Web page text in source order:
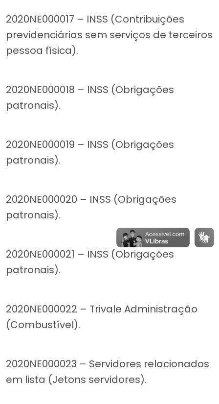
2020NE000017 – INSS (Contribuições
previdenciárias sem serviços de terceiros
pessoa física).
2020NE000018 – INSS (Obrigações
patronais).
2020NE000019 – INSS (Obrigações
patronais).
2020NE000020 – INSS (Obrigações
patronais).
2020NE000021 – INSS (Obrigações
patronais).
2020NE000022 – Trivale Administração
(Combustível).
2020NE000023 – Servidores relacionados
em lista (Jetons servidores).